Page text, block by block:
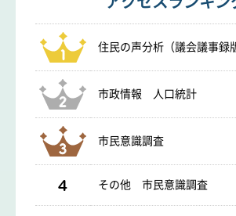
住民の声分析（議会議事録
市政情報 人口統計
市民意識調査
4 その他 市民意識調査